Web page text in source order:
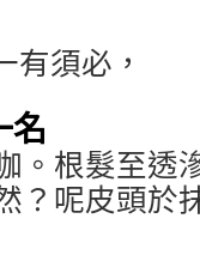
有須必，
名
。根髮至透
？呢皮頭於